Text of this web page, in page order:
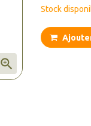

Stock